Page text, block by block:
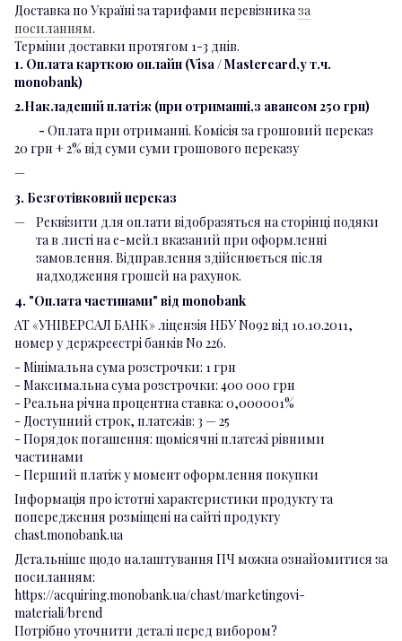
Доставка по Україні за тарифами перевізника за
посиланням.
Терміни доставки протягом 1-3 днів.
1. Оплата карткою онлайн (Visa / Mastercard,у т.ч.
monobank)
2.Накладений платіж (при отриманні,з авансом 250 грн)
- Оплата при отриманні. Комісія за грошовий переказ
20 грн + 2% від суми суми грошового переказу
3. Безготівковий переказ
Реквізити для оплати відобразяться на сторінці подяки
та в листі на е-мейл вказаний при оформленні
замовлення. Відправлення здійснюється після
надходження грошей на рахунок.
4. "Оплата частинами" від monobank
АТ «УНІВЕРСАЛ БАНК» ліцензія НБУ No92 від 10.10.2011,
номер у держреєстрі банків No 226.
- Мінімальна сума розстрочки: 1 грн
- Максимальна сума розстрочки: 400 000 грн
- Реальна річна процентна ставка: 0,000001%
- Доступний строк, платежів: 3 — 25
- Порядок погашення: щомісячні платежі рівними
частинами
- Перший платіж у момент оформлення покупки
Інформація про істотні характеристики продукту та
попередження розміщені на сайті продукту
chast.monobank.ua
Детальніше щодо налаштування ПЧ можна ознайомитися за
посиланням:
https://acquiring.monobank.ua/chast/marketingovi-
materiali/brend
Потрібно уточнити деталі перед вибором?